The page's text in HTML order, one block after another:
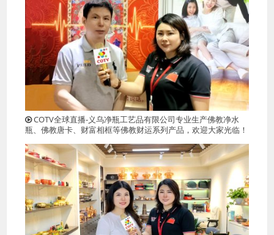
COTV全球直播-义乌净瓶工艺品有限公司专业生产佛教净水
瓶、佛教唐卡、财富相框等佛教财运系列产品，欢迎大家光临！